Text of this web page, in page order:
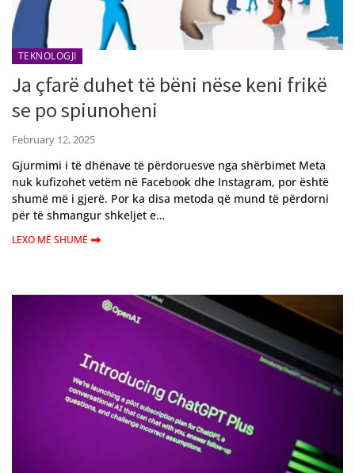
TEKNOLOGJI
Ja çfarë duhet të bëni nëse keni frikë
se po spiunoheni
February 12, 2025
Gjurmimi i të dhënave të përdoruesve nga shërbimet Meta
nuk kufizohet vetëm në Facebook dhe Instagram, por është
shumë më i gjerë. Por ka disa metoda që mund të përdorni
për të shmangur shkeljet e…
LEXO MË SHUMË